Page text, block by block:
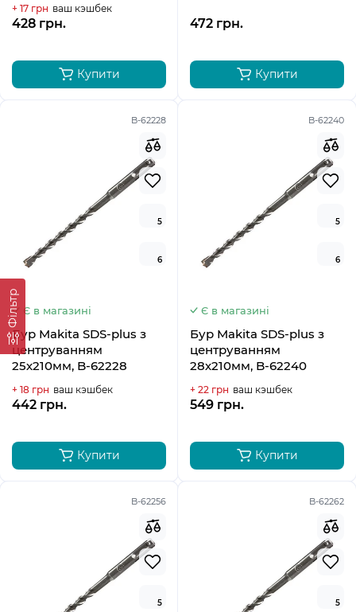
Фільтр
+ 17 грн ваш кэшбек
428 грн.
Купити
472 грн.
Купити
B-62228
5
6
Є в магазині
Бур Makita SDS-plus з
центруванням
25х210мм, B-62228
+ 18 грн ваш кэшбек
442 грн.
Купити
B-62240
5
6
Є в магазині
Бур Makita SDS-plus з
центруванням
28х210мм, B-62240
+ 22 грн ваш кэшбек
549 грн.
Купити
B-62256
5
B-62262
5